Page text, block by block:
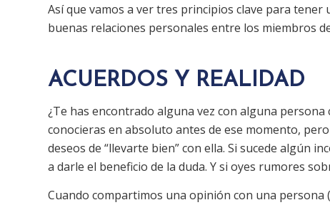
Así que vamos a ver tres principios clave para
buenas relaciones personales entre los miembros
ACUERDOS Y REALIDAD
¿Te has encontrado alguna vez con alguna
conocieras en absoluto antes de ese momento,
deseos de “llevarte bien” con ella. Si sucede algún
a darle el beneficio de la duda. Y si oyes rumores
Cuando compartimos una opinión con una persona